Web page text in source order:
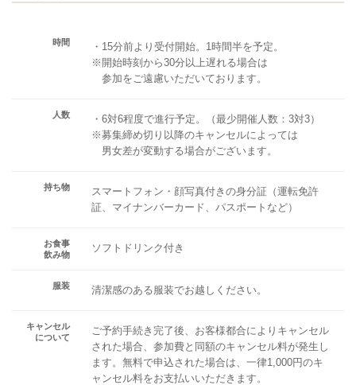
時間
・15分前より受付開始。1時間半を予定。
※開始時刻から30分以上遅れる場合は
参加をご遠慮いただいております。
人数
・6対6程度で進行予定。（最少開催人数：3対3）
※募集締め切り以降のキャンセルによっては
男女差が変動する場合がございます。
持ち物
スマートフォン・顔写真付きの身分証（運転免許
証、マイナンバーカード、パスポートなど）
お食事
飲み物
ソフトドリンク付き
服装 清潔感のある服装でお越しください。
キャンセル
について
ご予約手続き完了後、お客様都合によりキャンセル
された場合、参加費と同額のキャンセル料が発生し
ます。無料で申込された場合は、一律1,000円のキ
ャンセル料をお支払いいただきます。